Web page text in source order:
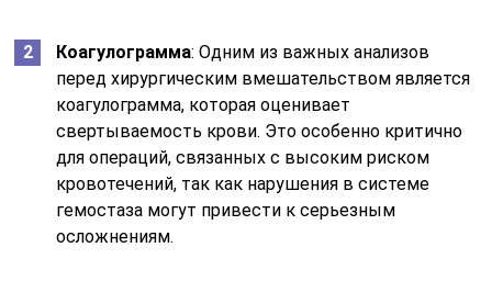
Коагулограмма: Одним из важных анализов
перед хирургическим вмешательством является
коагулограмма, которая оценивает
свертываемость крови. Это особенно критично
для операций, связанных с высоким риском
кровотечений, так как нарушения в системе
гемостаза могут привести к серьезным
осложнениям.